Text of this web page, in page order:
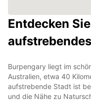
Entdecken
Burpengary liegt im
Australien, etwa 40
aufstrebende Stadt ist
und die Nähe zu